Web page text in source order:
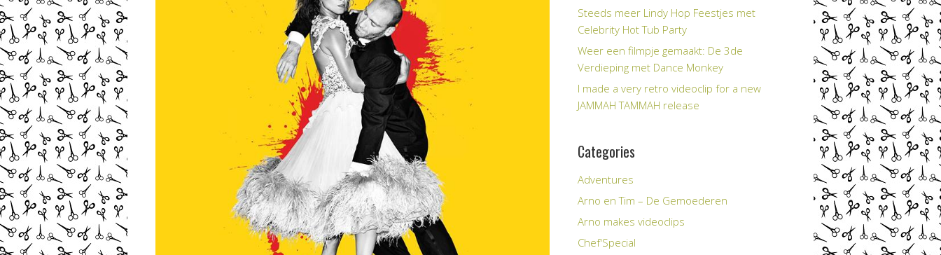
Steeds meer Lindy Hop Feestjes met
Celebrity Hot Tub Party
Weer een filmpje gemaakt: De 3de
Verdieping met Dance Monkey
I made a very retro videoclip for a new
JAMMAH TAMMAH release
Categories
Adventures
Arno en Tim – De Gemoederen
Arno makes videoclips
Chef'Special